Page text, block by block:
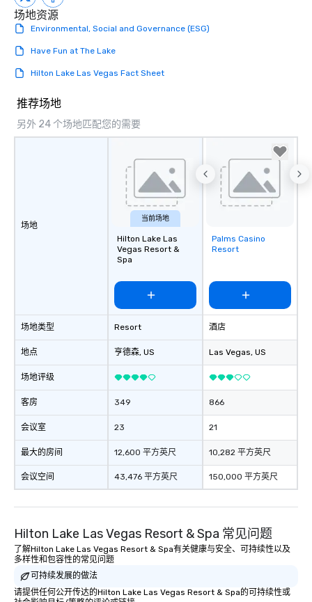
场地资源
Environmental, Social and Governance (ESG)
Have Fun at The Lake
Hilton Lake Las Vegas Fact Sheet
推荐场地
另外 24 个场地匹配您的需要
场地
场地类型
地点
场地评级
客房
会议室
最大的房间
会议空间
当前场地
Hilton Lake Las
Vegas Resort &
Spa
Resort
亨德森, US
349
23
12,600 平方英尺
43,476 平方英尺
Removed from
favorites
Palms Casino
Resort
酒店
Las Vegas, US
866
21
10,282 平方英尺
150,000 平方英尺
Hilton Lake Las Vegas Resort & Spa 常见问题
了解Hilton Lake Las Vegas Resort & Spa有关健康与安全、可持续性以及
多样性和包容性的常见问题
可持续发展的做法
请提供任何公开传达的Hilton Lake Las Vegas Resort & Spa的可持续性或